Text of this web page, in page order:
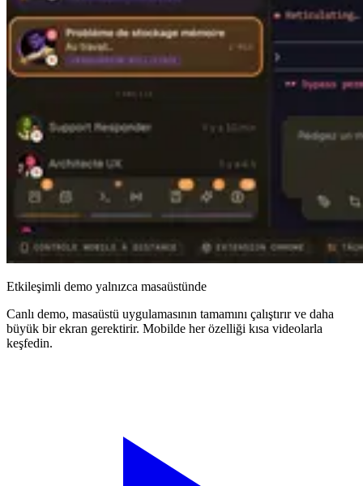
Etkileşimli demo yalnızca masaüstünde
Canlı demo, masaüstü uygulamasının tamamını çalıştırır ve daha
büyük bir ekran gerektirir. Mobilde her özelliği kısa videolarla
keşfedin.